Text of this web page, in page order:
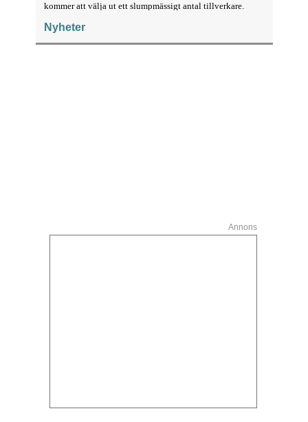
kommer att välja ut ett slumpmässigt antal tillverkare.
Nyheter
Annons